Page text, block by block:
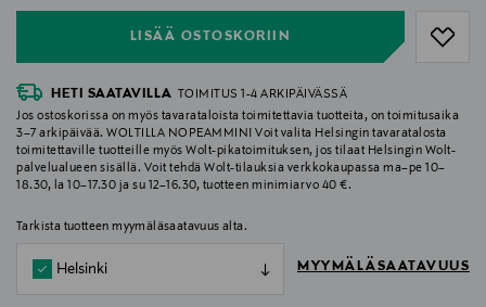
LISÄÄ OSTOSKORIIN
HETI SAATAVILLA
TOIMITUS 1-4 ARKIPÄIVÄSSÄ
Jos ostoskorissa on myös tavarataloista toimitettavia tuotteita, on toimitusaika
3–7 arkipäivää. WOLTILLA NOPEAMMIN! Voit valita Helsingin tavaratalosta
toimitettaville tuotteille myös Wolt-pikatoimituksen, jos tilaat Helsingin Wolt-
palvelualueen sisällä. Voit tehdä Wolt-tilauksia verkkokaupassa ma–pe 10–
18.30, la 10–17.30 ja su 12–16.30, tuotteen minimiarvo 40 €.
Tarkista tuotteen myymäläsaatavuus alta.
Helsinki MYYMÄLÄSAATAVUUS